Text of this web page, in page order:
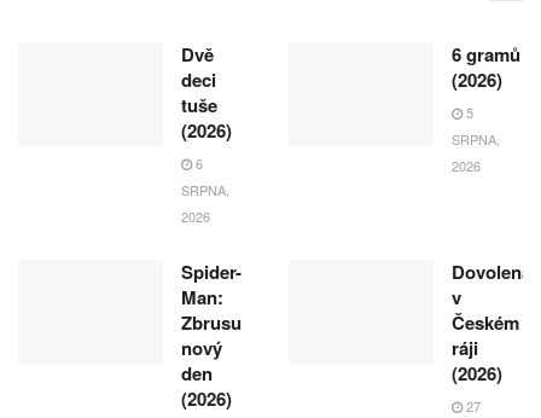
Dvě
deci
tuše
(2026)
6
SRPNA,
2026
6 gramů
(2026)
5
SRPNA,
2026
Spider-
Man:
Zbrusu
nový
den
(2026)
Dovolená
v
Českém
ráji
(2026)
27